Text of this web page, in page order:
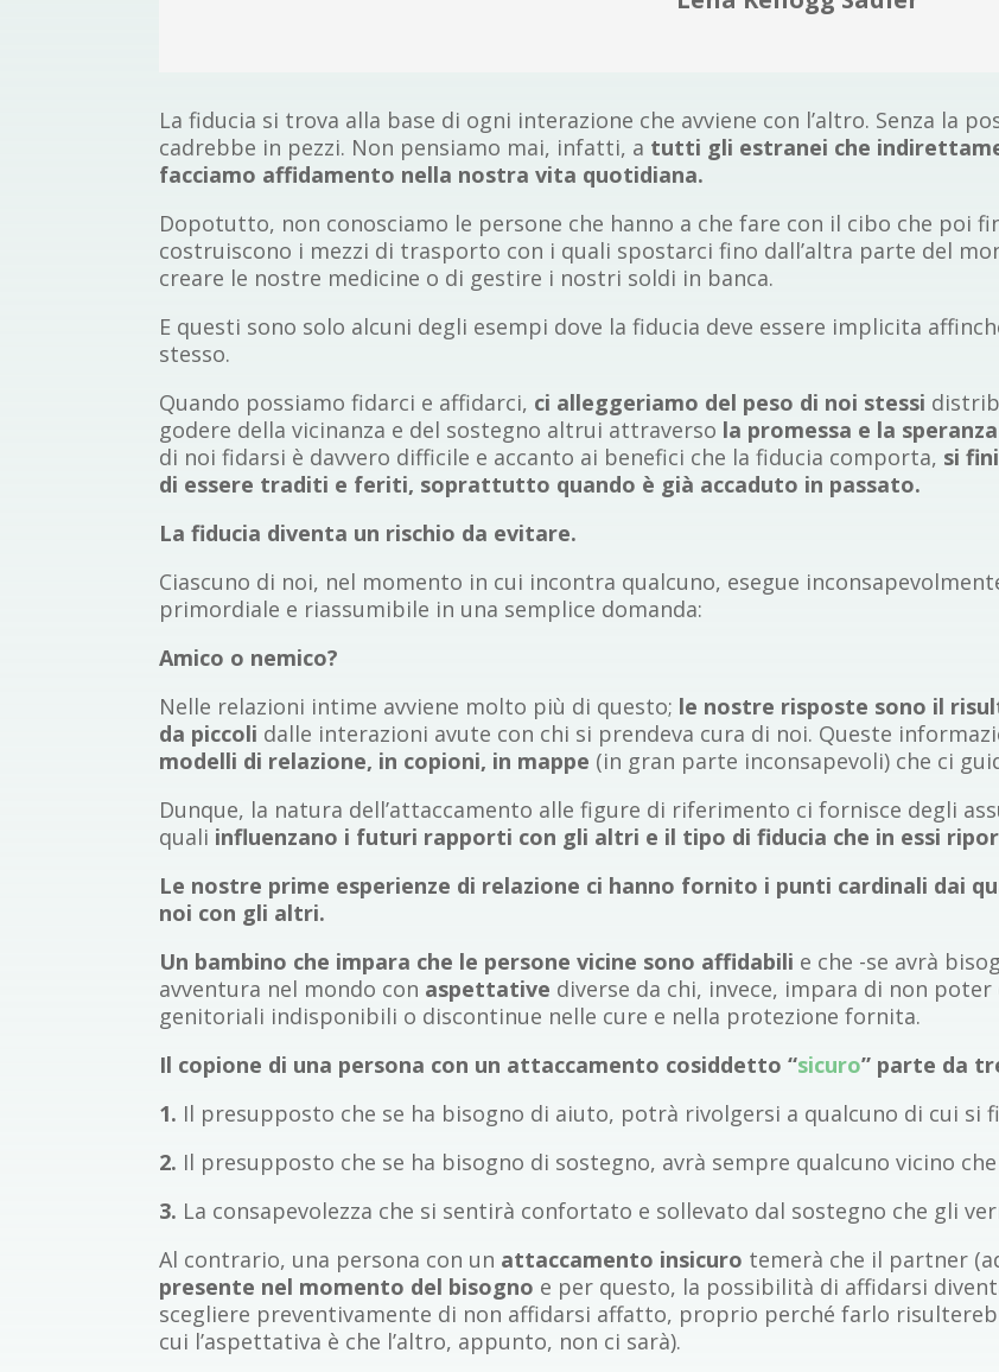
La fiducia si trova alla base di ogni interazione che avviene con l’altro. Senza la
cadrebbe in pezzi. Non pensiamo mai, infatti, a tutti gli estranei che
facciamo affidamento nella nostra vita quotidiana.
Dopotutto, non conosciamo le persone che hanno a che fare con il cibo che poi
costruiscono i mezzi di trasporto con i quali spostarci fino dall’altra parte del
creare le nostre medicine o di gestire i nostri soldi in banca.
E questi sono solo alcuni degli esempi dove la fiducia deve essere implicita
stesso.
Quando possiamo fidarci e affidarci, ci alleggeriamo del peso di noi stessi
godere della vicinanza e del sostegno altrui attraverso la promessa e la
di noi fidarsi è davvero difficile e accanto ai benefici che la fiducia comporta, si
di essere traditi e feriti, soprattutto quando è già accaduto in passato.
La fiducia diventa un rischio da evitare.
Ciascuno di noi, nel momento in cui incontra qualcuno, esegue
primordiale e riassumibile in una semplice domanda:
Amico o nemico?
Nelle relazioni intime avviene molto più di questo; le nostre risposte sono il
da piccoli dalle interazioni avute con chi si prendeva cura di noi. Queste
modelli di relazione, in copioni, in mappe (in gran parte inconsapevoli) che ci
Dunque, la natura dell’attaccamento alle figure di riferimento ci fornisce degli
quali influenzano i futuri rapporti con gli altri e il tipo di fiducia che in essi
Le nostre prime esperienze di relazione ci hanno fornito i punti cardinali dai
noi con gli altri.
Un bambino che impara che le persone vicine sono affidabili e che -se avrà
avventura nel mondo con aspettative diverse da chi, invece, impara di non
genitoriali indisponibili o discontinue nelle cure e nella protezione fornita.
Il copione di una persona con un attaccamento cosiddetto “sicuro” parte da
1. Il presupposto che se ha bisogno di aiuto, potrà rivolgersi a qualcuno di cui si
2. Il presupposto che se ha bisogno di sostegno, avrà sempre qualcuno vicino
3. La consapevolezza che si sentirà confortato e sollevato dal sostegno che gli
Al contrario, una persona con un attaccamento insicuro temerà che il partner
presente nel momento del bisogno e per questo, la possibilità di affidarsi
scegliere preventivamente di non affidarsi affatto, proprio perché farlo
cui l’aspettativa è che l’altro, appunto, non ci sarà).